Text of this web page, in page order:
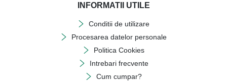
INFORMATII UTILE
Conditii de utilizare
Procesarea datelor personale
Politica Cookies
Intrebari frecvente
Cum cumpar?